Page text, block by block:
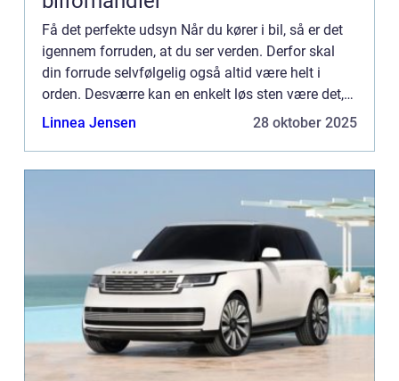
Få det perfekte udsyn Når du kører i bil, så er det
igennem forruden, at du ser verden. Derfor skal
din forrude selvfølgelig også altid være helt i
orden. Desværre kan en enkelt løs sten være det,
der giver din forrude den revne, der forstyrrer dit
Linnea Jensen 28 oktober 2025